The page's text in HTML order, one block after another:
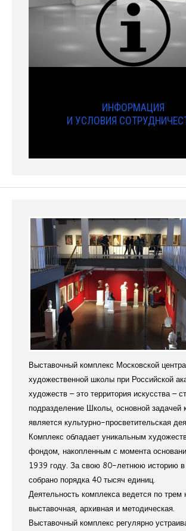
ИНФОРМАЦИЯ
И УСЛОВИЯ
Выставочный комплекс Московской
художественной школы при Российской
художеств – это территория искусства –
подразделение Школы, основной задачей
является культурно-просветительская
Комплекс обладает уникальным
фондом, накопленным с момента
1939 году. За свою 80-летнюю историю
собрано порядка 40 тысяч единиц.
Деятельность комплекса ведется по трем
выставочная, архивная и методическая.
Выставочный комплекс регулярно